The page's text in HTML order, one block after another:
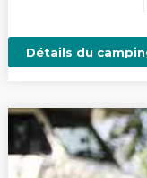
Détails du